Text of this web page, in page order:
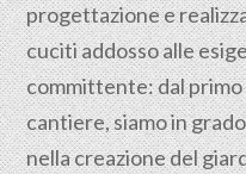
progettazionee
cuciti addosso alle
committente: dal
cantiere, siamo in
nella creazione del